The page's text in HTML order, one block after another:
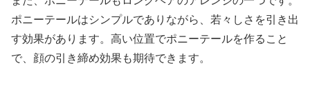
ポニーテールはシンプルでありながら、若々しさを引き出
す効果があります。高い位置でポニーテールを作ること
で、顔の引き締め効果も期待できます。